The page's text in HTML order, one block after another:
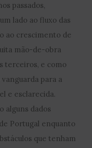
passados,
lado ao fluxo das
ao crescimento de
mão-de-obra
terceiros, e como
para a
e esclarecida.
alguns dados
Portugal enquanto
que tenham